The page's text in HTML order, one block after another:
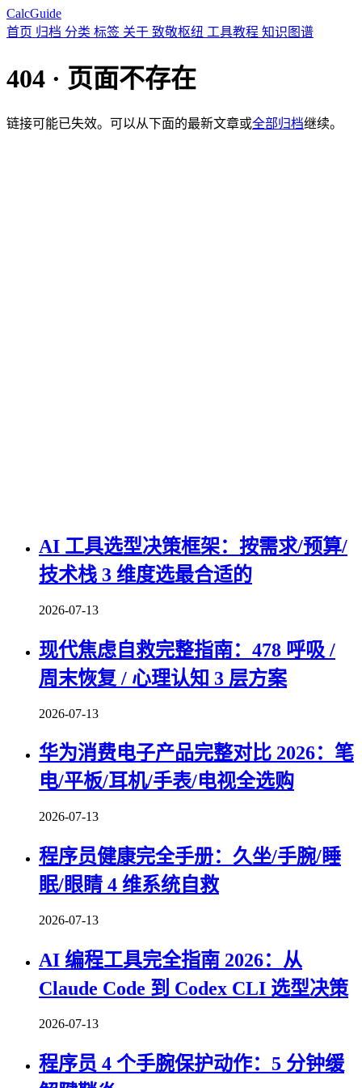
CalcGuide
首页 归档 分类 标签 关于 致敬枢纽 工具教程 知识图谱
404 · 页面不存在
链接可能已失效。可以从下面的最新文章或全部归档继续。
AI 工具选型决策框架：按需求/预算/
技术栈 3 维度选最合适的
2026-07-13
现代焦虑自救完整指南：478 呼吸 /
周末恢复 / 心理认知 3 层方案
2026-07-13
华为消费电子产品完整对比 2026：笔
电/平板/耳机/手表/电视全选购
2026-07-13
程序员健康完全手册：久坐/手腕/睡
眠/眼睛 4 维系统自救
2026-07-13
AI 编程工具完全指南 2026：从
Claude Code 到 Codex CLI 选型决策
2026-07-13
程序员 4 个手腕保护动作：5 分钟缓